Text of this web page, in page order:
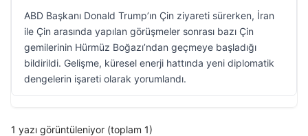
ABD Başkanı Donald Trump’ın Çin ziyareti sürerken, İran
ile Çin arasında yapılan görüşmeler sonrası bazı Çin
gemilerinin Hürmüz Boğazı’ndan geçmeye başladığı
bildirildi. Gelişme, küresel enerji hattında yeni diplomatik
dengelerin işareti olarak yorumlandı.
1 yazı görüntüleniyor (toplam 1)